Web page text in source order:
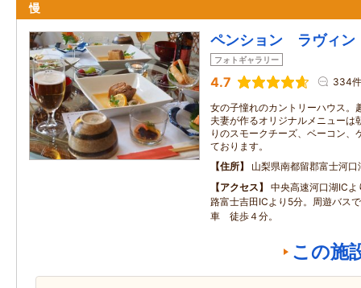
慢
ペンション ラヴィ
フォトギャラリー
4.7 334件
女の子憧れのカントリーハウス。
夫妻が作るオリジナルメニューは
りのスモークチーズ、ベーコン、
ております。
住所
山梨県南都留郡富士河口
アクセス
中央高速河口湖IC
路富士吉田ICより5分。周遊バス
車 徒歩４分。
この施